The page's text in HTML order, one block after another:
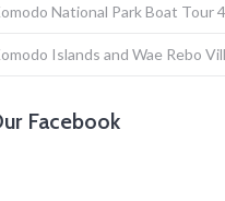
National Park Boat Tour
Islands and Wae Rebo
Facebook